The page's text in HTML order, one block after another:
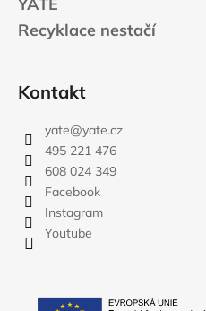
Recyklace nestačí
Kontakt
yate@yate.cz
495 221 476
608 024 349
Facebook
Instagram
Youtube